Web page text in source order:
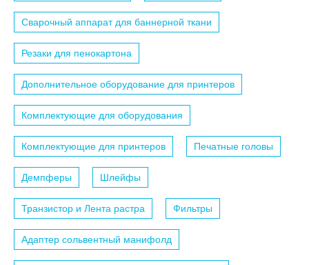
Сварочный аппарат для баннерной ткани
Резаки для пенокартона
Дополнительное оборудование для принтеров
Комплектующие для оборудования
Комплектующие для принтеров Печатные головы
Демпферы Шлейфы
Транзистор и Лента растра Фильтры
Адаптер сольвентный манифолд